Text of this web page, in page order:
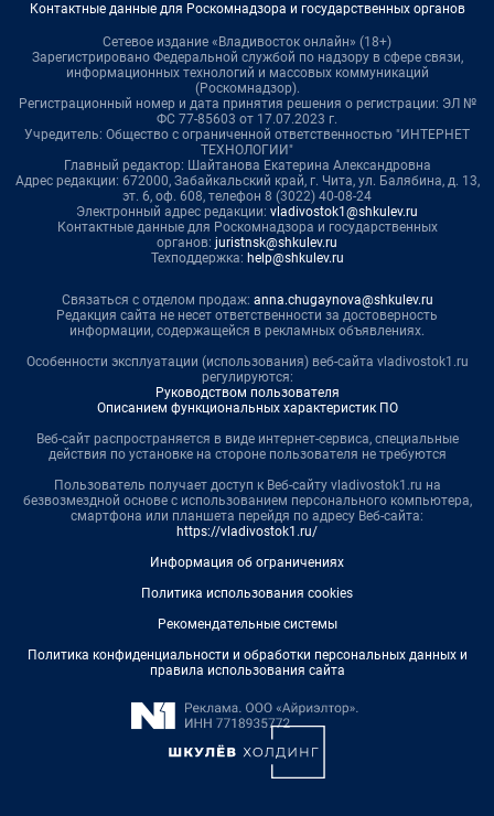
Контактные данные для Роскомнадзора и государственных органов
Сетевое издание «Владивосток онлайн» (18+)
Зарегистрировано Федеральной службой по надзору в сфере связи,
информационных технологий и массовых коммуникаций
(Роскомнадзор).
Регистрационный номер и дата принятия решения о регистрации: ЭЛ №
ФС 77-85603 от 17.07.2023 г.
Учредитель: Общество с ограниченной ответственностью "ИНТЕРНЕТ
ТЕХНОЛОГИИ"
Главный редактор: Шайтанова Екатерина Александровна
Адрес редакции: 672000, Забайкальский край, г. Чита, ул. Балябина, д. 13,
эт. 6, оф. 608, телефон 8 (3022) 40-08-24
Электронный адрес редакции: vladivostok1@shkulev.ru
Контактные данные для Роскомнадзора и государственных
органов: juristnsk@shkulev.ru
Техподдержка: help@shkulev.ru
Связаться с отделом продаж: anna.chugaynova@shkulev.ru
Редакция сайта не несет ответственности за достоверность
информации, содержащейся в рекламных объявлениях.
Особенности эксплуатации (использования) веб-сайта vladivostok1.ru
регулируются:
Руководством пользователя
Описанием функциональных характеристик ПО
Веб-сайт распространяется в виде интернет-сервиса, специальные
действия по установке на стороне пользователя не требуются
Пользователь получает доступ к Веб-сайту vladivostok1.ru на
безвозмездной основе с использованием персонального компьютера,
смартфона или планшета перейдя по адресу Веб-сайта:
https://vladivostok1.ru/
Информация об ограничениях
Политика использования cookies
Рекомендательные системы
Политика конфиденциальности и обработки персональных данных и
правила использования сайта